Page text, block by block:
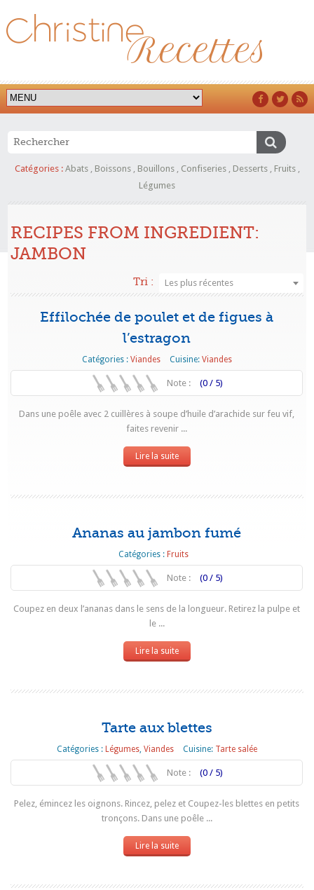
Catégories : Abats, Boissons, Bouillons, Confiseries, Desserts, Fruits,
Légumes
RECIPES FROM INGREDIENT:
JAMBON
Tri : Les plus récentes
Effilochée de poulet et de figues à
l’estragon
Catégories : Viandes Cuisine: Viandes
Note : (0 / 5)
Dans une poêle avec 2 cuillères à soupe d’huile d’arachide sur feu vif,
faites revenir ...
Lire la suite
Ananas au jambon fumé
Catégories : Fruits
Note : (0 / 5)
Coupez en deux l’ananas dans le sens de la longueur. Retirez la pulpe et
le ...
Lire la suite
Tarte aux blettes
Catégories : Légumes, Viandes Cuisine: Tarte salée
Note : (0 / 5)
Pelez, émincez les oignons. Rincez, pelez et Coupez-les blettes en petits
tronçons. Dans une poêle ...
Lire la suite